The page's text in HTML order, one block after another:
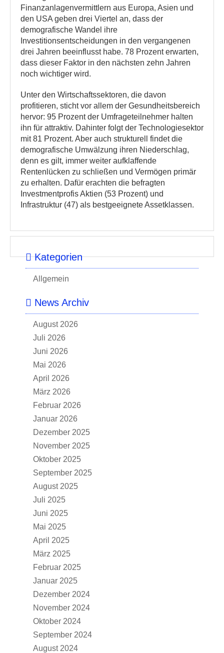
Finanzanlagenvermittlern aus Europa, Asien und
den USA geben drei Viertel an, dass der
demografische Wandel ihre
Investitionsentscheidungen in den vergangenen
drei Jahren beeinflusst habe. 78 Prozent erwarten,
dass dieser Faktor in den nächsten zehn Jahren
noch wichtiger wird.
Unter den Wirtschaftssektoren, die davon
profitieren, sticht vor allem der Gesundheitsbereich
hervor: 95 Prozent der Umfrageteilnehmer halten
ihn für attraktiv. Dahinter folgt der Technologiesektor
mit 81 Prozent. Aber auch strukturell findet die
demografische Umwälzung ihren Niederschlag,
denn es gilt, immer weiter aufklaffende
Rentenlücken zu schließen und Vermögen primär
zu erhalten. Dafür erachten die befragten
Investmentprofis Aktien (53 Prozent) und
Infrastruktur (47) als bestgeeignete Assetklassen.
Kategorien
Allgemein
News Archiv
August 2026
Juli 2026
Juni 2026
Mai 2026
April 2026
März 2026
Februar 2026
Januar 2026
Dezember 2025
November 2025
Oktober 2025
September 2025
August 2025
Juli 2025
Juni 2025
Mai 2025
April 2025
März 2025
Februar 2025
Januar 2025
Dezember 2024
November 2024
Oktober 2024
September 2024
August 2024